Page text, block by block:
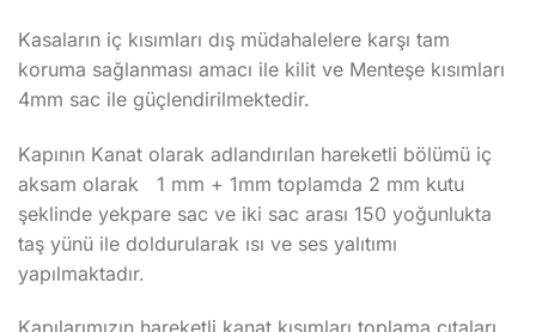
Kasaların iç kısımları dış müdahalelere karşı tam
koruma sağlanması amacı ile kilit ve Menteşe kısımları
4mm sac ile güçlendirilmektedir.
Kapının Kanat olarak adlandırılan hareketli bölümü iç
aksam olarak 1 mm + 1mm toplamda 2 mm kutu
şeklinde yekpare sac ve iki sac arası 150 yoğunlukta
taş yünü ile doldurularak ısı ve ses yalıtımı
yapılmaktadır.